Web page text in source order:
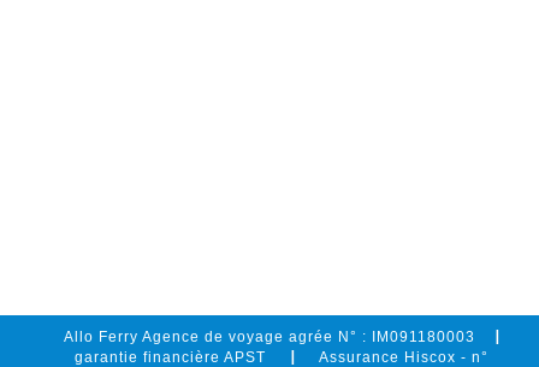
Allo Ferry Agence de voyage agrée N° : IM091180003
garantie financière APST
Assurance Hiscox - n°